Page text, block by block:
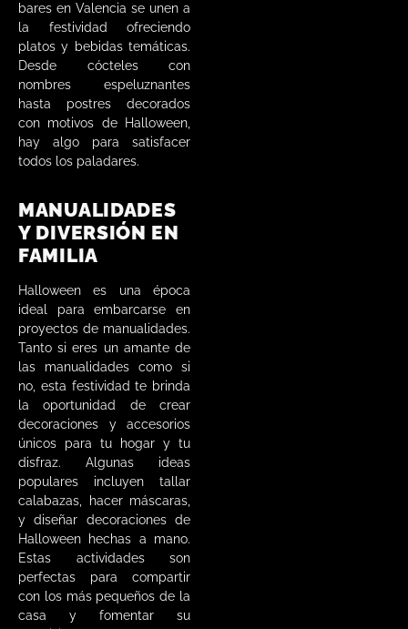
bares en Valencia se unen a
la festividad ofreciendo
platos y bebidas temáticas.
Desde cócteles con
nombres espeluznantes
hasta postres decorados
con motivos de Halloween,
hay algo para satisfacer
todos los paladares.
MANUALIDADES
Y DIVERSIÓN EN
FAMILIA
Halloween es una época
ideal para embarcarse en
proyectos de manualidades.
Tanto si eres un amante de
las manualidades como si
no, esta festividad te brinda
la oportunidad de crear
decoraciones y accesorios
únicos para tu hogar y tu
disfraz. Algunas ideas
populares incluyen tallar
calabazas, hacer máscaras,
y diseñar decoraciones de
Halloween hechas a mano.
Estas actividades son
perfectas para compartir
con los más pequeños de la
casa y fomentar su